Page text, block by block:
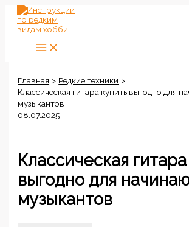
Перейти
содержимому
Главная
Редкие техники
Классическая гитара купить выгодно для
музыкантов
08.07.2025
Классическая
выгодно для
музыкантов